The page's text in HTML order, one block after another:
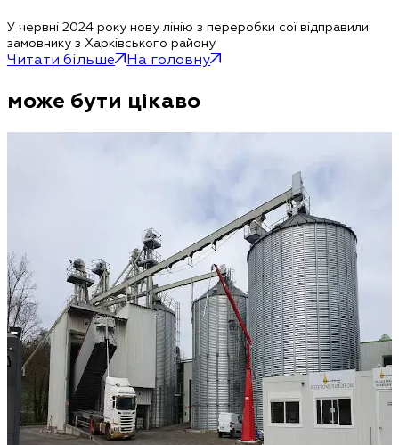
У червні 2024 року нову лінію з переробки сої відправили
замовнику з Харківського району
Читати більше На головну
може бути цікаво